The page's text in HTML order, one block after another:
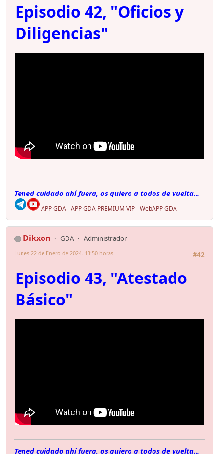
Episodio 42, "Oficios y
Diligencias"
Tened cuidado ahí fuera, os quiero a todos de vuelta...
APP GDA-APP GDA PREMIUM VIP-WebAPP GDA
Dikxon GDA
Administrador
#42
Lunes 22 de Enero de 2024. 13:50 horas.
Episodio 43, "Atestado
Básico"
Tened cuidado ahí fuera, os quiero a todos de vuelta...